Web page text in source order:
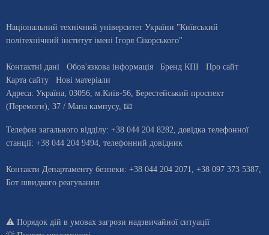
Національний технічний університет України "Київський
політехнічний інститут імені Ігоря Сікорського"
Контактні дані Обов'язкова інформація Бренд КПІ
Про сайт
Карта сайту
Нові матеріали
Адреса: Україна, 03056, м.Київ-56, Берестейський проспект
(Перемоги), 37 / Мапа кампусу, 📧
Телефон загального відділу: +38 044 204 8282, довiдка телефонної
станцiї: +38 044 204 9494, телефонний довідник
Контакти Департаменту безпеки: +38 044 204 2071, +38 097 373 5387,
Бот швидкого реагування
⚠️ Порядок дій в умовах загрози надзвичайної ситуації